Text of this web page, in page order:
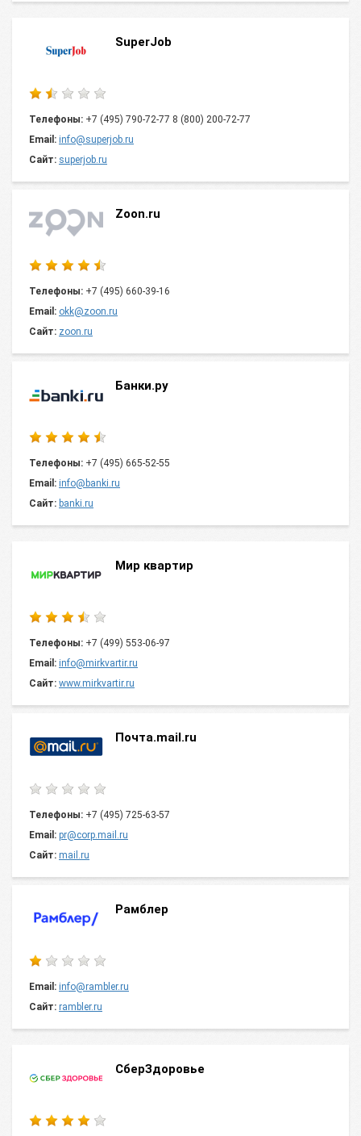
SuperJob
Телефоны: +7 (495) 790-72-77 8 (800) 200-72-77
Email: info@superjob.ru
Сайт: superjob.ru
Zoon.ru
Телефоны: +7 (495) 660-39-16
Email: okk@zoon.ru
Сайт: zoon.ru
Банки.ру
Телефоны: +7 (495) 665-52-55
Email: info@banki.ru
Сайт: banki.ru
Мир квартир
Телефоны: +7 (499) 553-06-97
Email: info@mirkvartir.ru
Сайт: www.mirkvartir.ru
Почта.mail.ru
Телефоны: +7 (495) 725-63-57
Email: pr@corp.mail.ru
Сайт: mail.ru
Рамблер
Email: info@rambler.ru
Сайт: rambler.ru
СберЗдоровье